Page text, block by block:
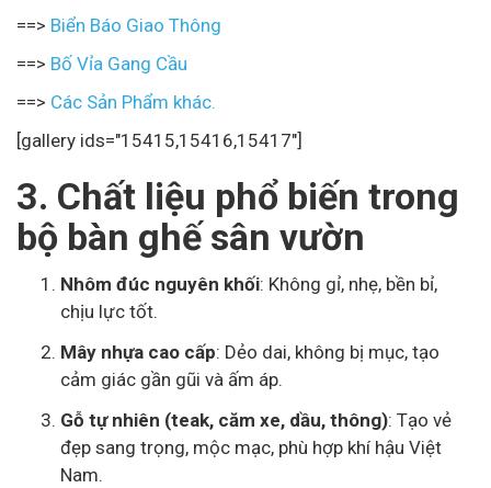
==> Biển Báo Giao Thông
==> Bố Vỉa Gang Cầu
==> Các Sản Phẩm khác.
[gallery ids="15415,15416,15417"]
3. Chất liệu phổ biến trong
bộ bàn ghế sân vườn
Nhôm đúc nguyên khối: Không gỉ, nhẹ, bền bỉ,
chịu lực tốt.
Mây nhựa cao cấp: Dẻo dai, không bị mục, tạo
cảm giác gần gũi và ấm áp.
Gỗ tự nhiên (teak, căm xe, dầu, thông): Tạo vẻ
đẹp sang trọng, mộc mạc, phù hợp khí hậu Việt
Nam.